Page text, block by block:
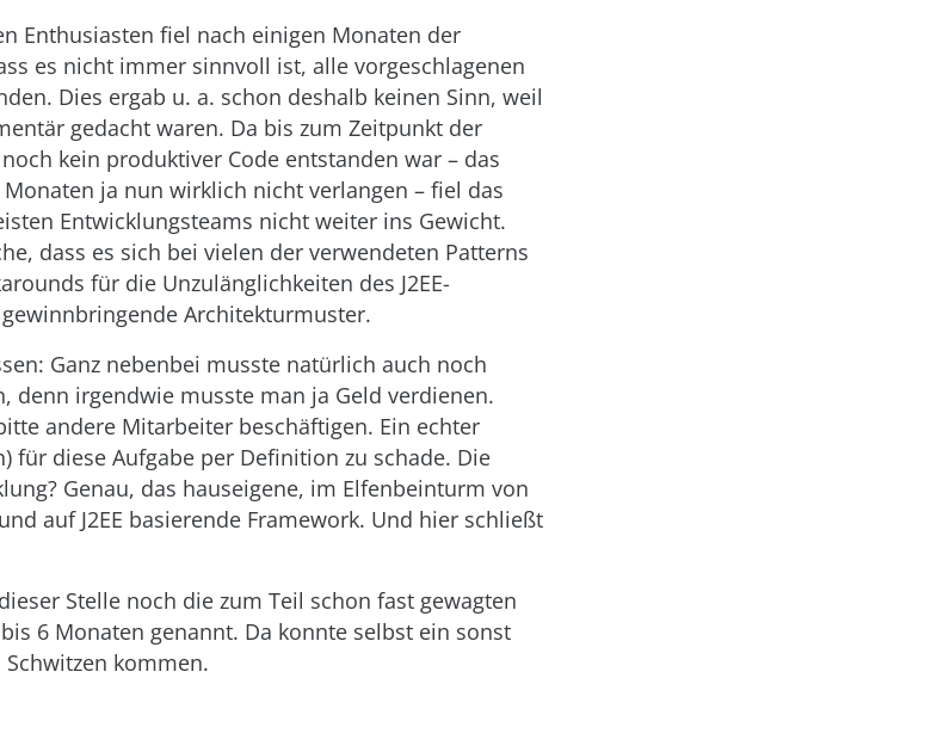
Enthusiasten fiel nach einigen Monaten der
es nicht immer sinnvoll ist, alle vorgeschlagenen
Dies ergab u. a. schon deshalb keinen Sinn, weil
gedacht waren. Da bis zum Zeitpunkt der
kein produktiver Code entstanden war – das
ja nun wirklich nicht verlangen – fiel das
Entwicklungsteams nicht weiter ins Gewicht.
dass es sich bei vielen der verwendeten Patterns
für die Unzulänglichkeiten des J2EE-
Architekturmuster.
Ganz nebenbei musste natürlich auch noch
denn irgendwie musste man ja Geld verdienen.
andere Mitarbeiter beschäftigen. Ein echter
für diese Aufgabe per Definition zu schade. Die
Genau, das hauseigene, im Elfenbeinturm von
auf J2EE basierende Framework. Und hier schließt
Stelle noch die zum Teil schon fast gewagten
6 Monaten genannt. Da konnte selbst ein sonst
Schwitzen kommen.